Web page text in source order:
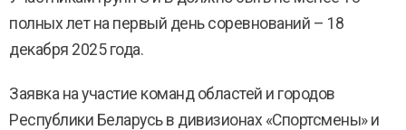
полных лет на первый день соревнований – 18
декабря 2025 года.
Заявка на участие команд областей и городов
Республики Беларусь в дивизионах «Спортсмены» и